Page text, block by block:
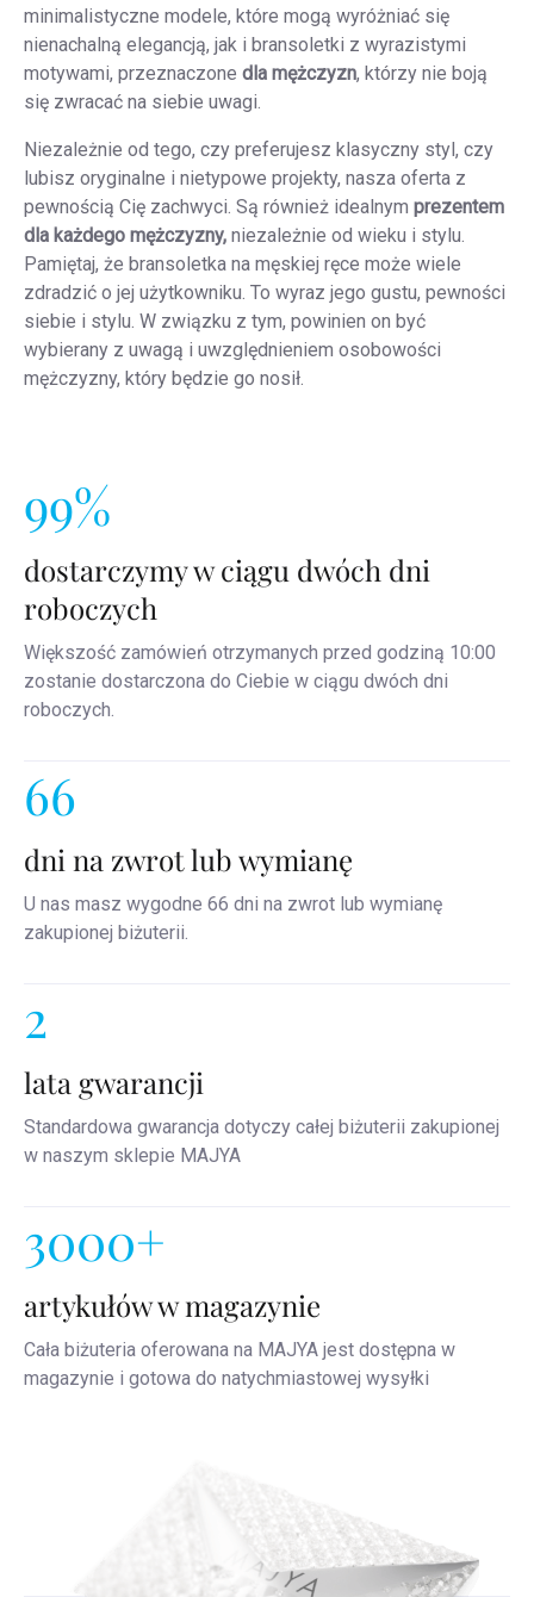
minimalistyczne modele, które mogą wyróżniać się
nienachalną elegancją, jak i bransoletki z wyrazistymi
motywami, przeznaczone dla mężczyzn, którzy nie boją
się zwracać na siebie uwagi.
Niezależnie od tego, czy preferujesz klasyczny styl, czy
lubisz oryginalne i nietypowe projekty, nasza oferta z
pewnością Cię zachwyci. Są również idealnym prezentem
dla każdego mężczyzny, niezależnie od wieku i stylu.
Pamiętaj, że bransoletka na męskiej ręce może wiele
zdradzić o jej użytkowniku. To wyraz jego gustu, pewności
siebie i stylu. W związku z tym, powinien on być
wybierany z uwagą i uwzględnieniem osobowości
mężczyzny, który będzie go nosił.
99%
dostarczymy w ciągu dwóch dni
roboczych
Większość zamówień otrzymanych przed godziną 10:00
zostanie dostarczona do Ciebie w ciągu dwóch dni
roboczych.
66
dni na zwrot lub wymianę
U nas masz wygodne 66 dni na zwrot lub wymianę
zakupionej biżuterii.
2
lata gwarancji
Standardowa gwarancja dotyczy całej biżuterii zakupionej
w naszym sklepie MAJYA
3000+
artykułów w magazynie
Cała biżuteria oferowana na MAJYA jest dostępna w
magazynie i gotowa do natychmiastowej wysyłki